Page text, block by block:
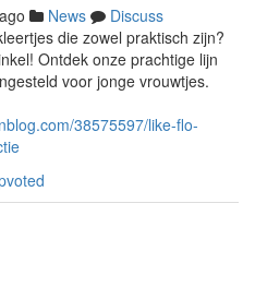
News
Discuss
die zowel praktisch zijn?
Ontdek onze prachtige lijn
voor jonge vrouwtjes.
38575597/like-flo-